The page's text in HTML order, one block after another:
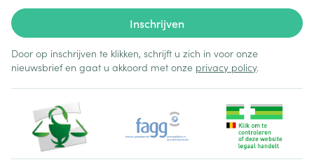
Inschrijven
Door op inschrijven te klikken, schrijft u zich in voor onze
nieuwsbrief en gaat u akkoord met onze privacy policy.